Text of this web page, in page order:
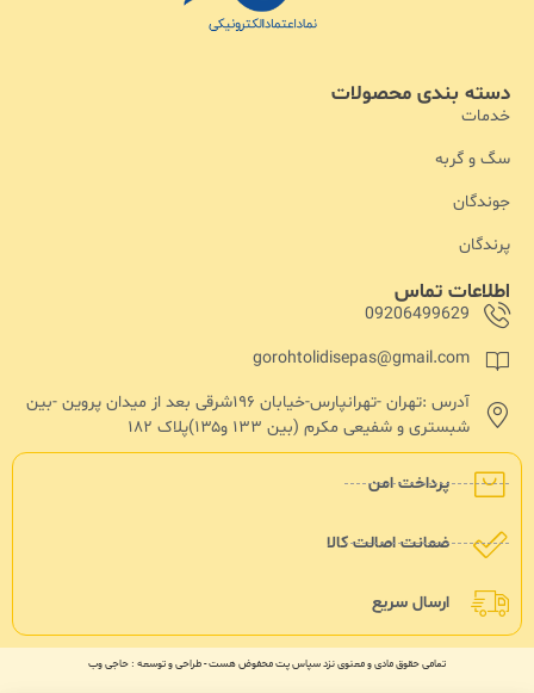
پرداخت امن
ضمانت اصالت کالا
ارسال سریع
اطلاعات تماس
09206499629
gorohtolidisepas@gmail.com
آدرس :تهران -تهرانپارس-خیابان ۱۹۶شرقی بعد از میدان پروین -بین
شبستری و شفیعی مکرم (بین ۱۳۳ و۱۳۵)پلاک ۱۸۲
دسته بندی محصولات
خدمات
سگ و گربه
جوندگان
پرندگان
تمامی حقوق مادی و معنوی نزد سپاس پت محفوض هست - طراحی و توسعه : حاجی وب